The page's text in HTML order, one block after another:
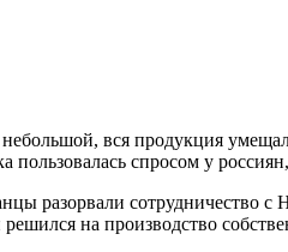
вся продукция
пользовалась спросом у
разорвали сотрудничество
на производство